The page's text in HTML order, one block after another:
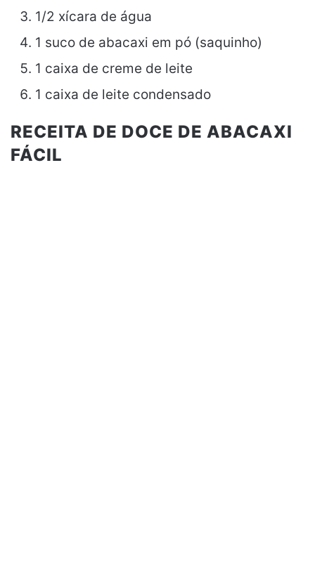
1/2 xícara de água
1 suco de abacaxi em pó (saquinho)
1 caixa de creme de leite
1 caixa de leite condensado
RECEITA DE DOCE DE ABACAXI
FÁCIL